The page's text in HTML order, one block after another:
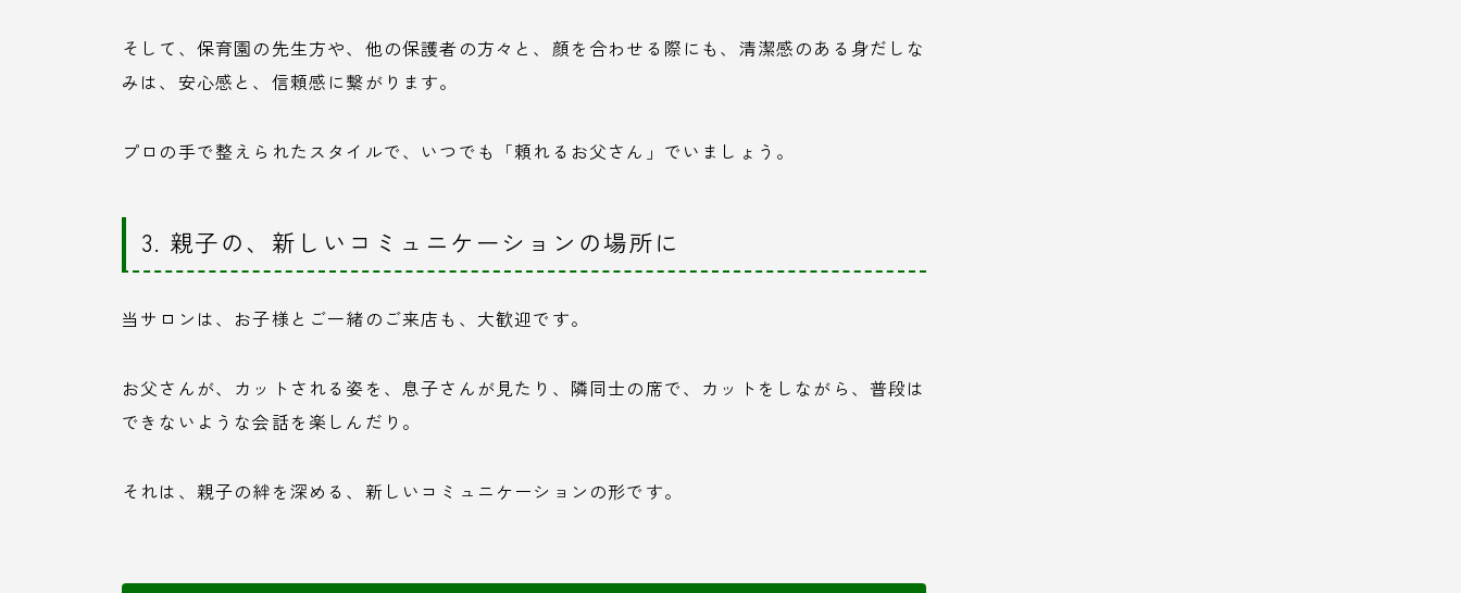
そして、保育園の先生方や、他の保護者の方々と、顔を合わせる際にも、清潔感のある身だしな
みは、安心感と、信頼感に繋がります。
プロの手で整えられたスタイルで、いつでも「頼れるお父さん」でいましょう。
3. 親子の、新しいコミュニケーションの場所に
当サロンは、お子様とご一緒のご来店も、大歓迎です。
お父さんが、カットされる姿を、息子さんが見たり、隣同士の席で、カットをしながら、普段は
できないような会話を楽しんだり。
それは、親子の絆を深める、新しいコミュニケーションの形です。